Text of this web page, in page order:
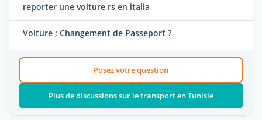
reporter une voiture rs en italia
Voiture ; Changement de Passeport ?
Posez votre question
Plus de discussions sur le transport en Tunisie